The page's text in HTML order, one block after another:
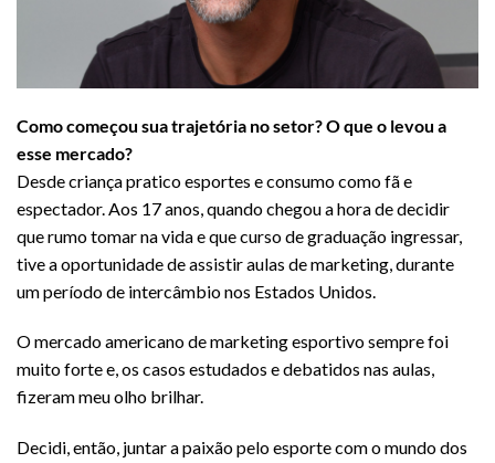
Como começou sua trajetória no setor? O que o levou a
esse mercado?
Desde criança pratico esportes e consumo como fã e
espectador. Aos 17 anos, quando chegou a hora de decidir
que rumo tomar na vida e que curso de graduação ingressar,
tive a oportunidade de assistir aulas de marketing, durante
um período de intercâmbio nos Estados Unidos.
O mercado americano de marketing esportivo sempre foi
muito forte e, os casos estudados e debatidos nas aulas,
fizeram meu olho brilhar.
Decidi, então, juntar a paixão pelo esporte com o mundo dos